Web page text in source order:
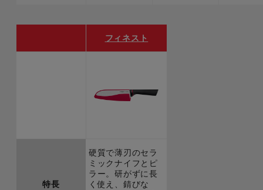
フィネスト
特長
硬質で薄刃のセラ
ミックナイフとピ
ラー。研がずに長
く使え、錆びな